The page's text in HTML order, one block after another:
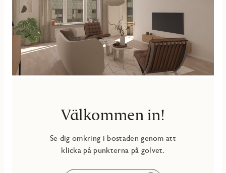
omgivningen har att erbjuda.
Välkommen in!
Se dig omkring i bostaden genom att
klicka på punkterna på golvet.